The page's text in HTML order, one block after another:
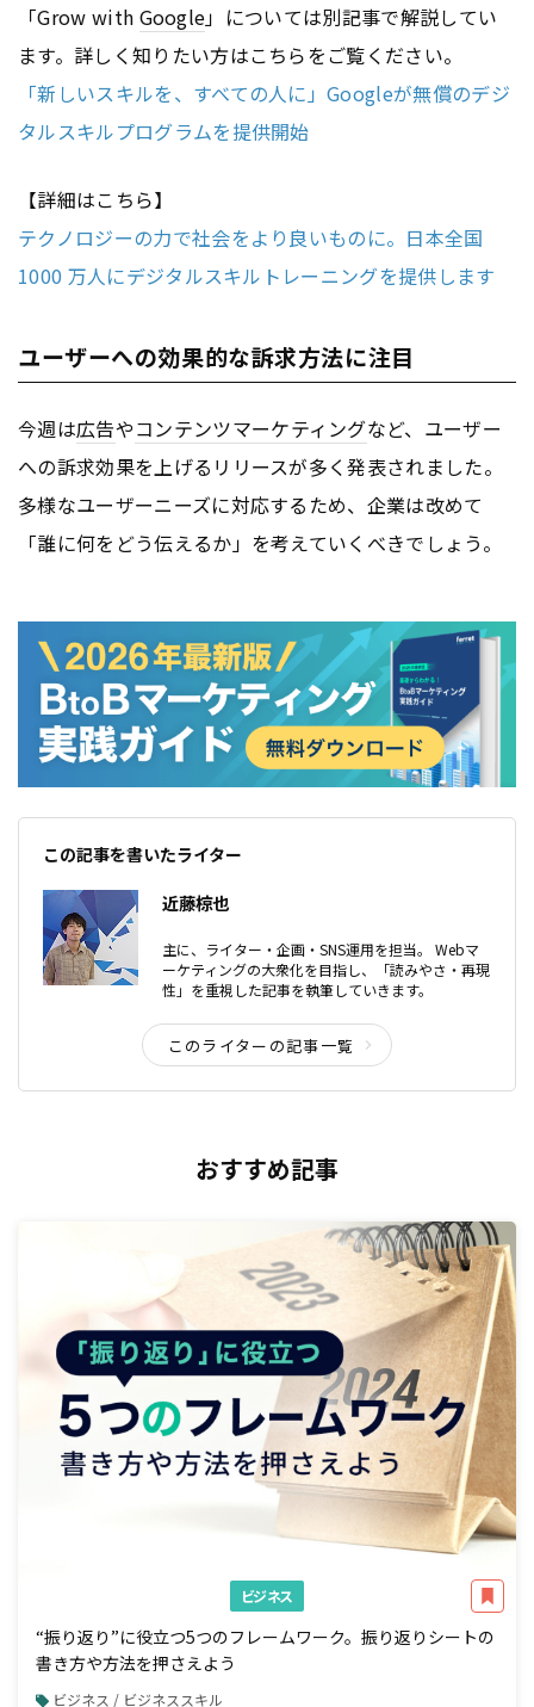
「Grow with Google」については別記事で解説してい
ます。詳しく知りたい方はこちらをご覧ください。
「新しいスキルを、すべての人に」Googleが無償のデジ
タルスキルプログラムを提供開始
【詳細はこちら】
テクノロジーの力で社会をより良いものに。日本全国
1000 万人にデジタルスキルトレーニングを提供します
ユーザーへの効果的な訴求方法に注目
今週は広告やコンテンツマーケティングなど、ユーザー
への訴求効果を上げるリリースが多く発表されました。
多様なユーザーニーズに対応するため、企業は改めて
「誰に何をどう伝えるか」を考えていくべきでしょう。
この記事を書いたライター
近藤椋也
主に、ライター・企画・SNS運用を担当。 Webマ
ーケティングの大衆化を目指し、「読みやさ・再現
性」を重視した記事を執筆していきます。
このライターの記事一覧
おすすめ記事
ビジネス
“振り返り”に役立つ5つのフレームワーク。振り返りシートの
書き方や方法を押さえよう
ビジネス / ビジネススキル